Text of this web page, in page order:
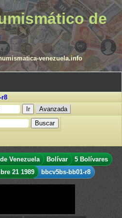
de
venezuela.info
r8
Avanzada
Venezuela Bolívar
5 Bolívares
21 1989 bbcv5bs-bb01-r8